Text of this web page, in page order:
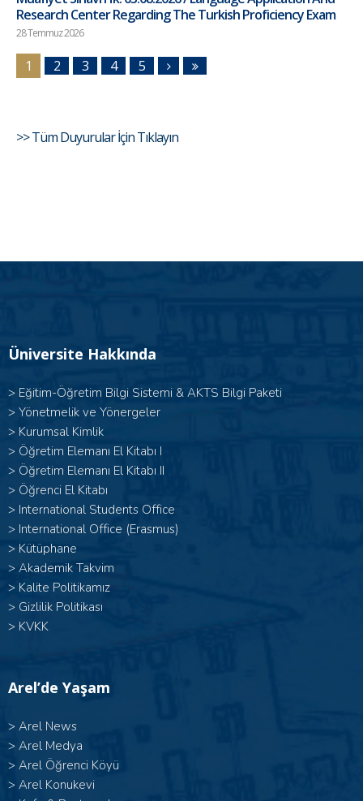
Research Center Regarding The Turkish Proficiency Exam
28 Temmuz 2026
1 2 3 4 5
>> Tüm Duyurular İçin Tıklayın
Üniversite Hakkında
> Eğitim-Öğretim Bilgi Sistemi & AKTS Bilgi Paketi
> Yönetmelik ve Yönergeler
> Kurumsal Kimlik
> Öğretim Elemanı El Kitabı I
> Öğretim Elemanı El Kitabı II
> Öğrenci El Kitabı
> International Students Office
> International Office (Erasmus)
> Kütüphane
> Akademik Takvim
> Kalite Politikamız
> Gizlilik Politikası
> KVKK
Arel’de Yaşam
> Arel News
> Arel Medya
> Arel Öğrenci Köyü
> Arel Konukevi